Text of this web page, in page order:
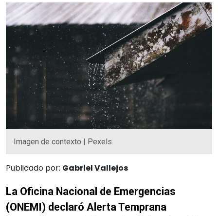
Imagen de contexto | Pexels
Publicado por: Gabriel Vallejos
La Oficina Nacional de Emergencias
(ONEMI) declaró Alerta Temprana